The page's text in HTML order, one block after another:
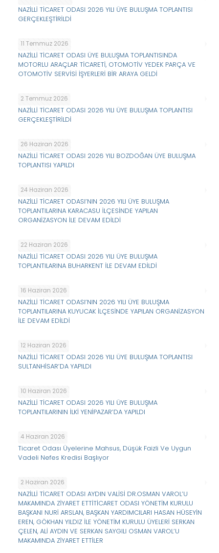
NAZİLLİ TİCARET ODASI 2026 YILI ÜYE BULUŞMA TOPLANTISI
GERÇEKLEŞTİRİLDİ
11 Temmuz 2026
NAZİLLİ TİCARET ODASI ÜYE BULUŞMA TOPLANTISINDA
MOTORLU ARAÇLAR TİCARETİ, OTOMOTİV YEDEK PARÇA VE
OTOMOTİV SERVİSİ İŞYERLERİ BİR ARAYA GELDİ
2 Temmuz 2026
NAZİLLİ TİCARET ODASI 2026 YILI ÜYE BULUŞMA TOPLANTISI
GERÇEKLEŞTİRİLDİ
26 Haziran 2026
NAZİLLİ TİCARET ODASI 2026 YILI BOZDOĞAN ÜYE BULUŞMA
TOPLANTISI YAPILDI
24 Haziran 2026
NAZİLLİ TİCARET ODASI’NIN 2026 YILI ÜYE BULUŞMA
TOPLANTILARINA KARACASU İLÇESİNDE YAPILAN
ORGANİZASYON İLE DEVAM EDİLDİ
22 Haziran 2026
NAZİLLİ TİCARET ODASI 2026 YILI ÜYE BULUŞMA
TOPLANTILARINA BUHARKENT İLE DEVAM EDİLDİ
16 Haziran 2026
NAZİLLİ TİCARET ODASI’NIN 2026 YILI ÜYE BULUŞMA
TOPLANTILARINA KUYUCAK İLÇESİNDE YAPILAN ORGANİZASYON
İLE DEVAM EDİLDİ
12 Haziran 2026
NAZİLLİ TİCARET ODASI 2026 YILI ÜYE BULUŞMA TOPLANTISI
SULTANHİSAR’DA YAPILDI
10 Haziran 2026
NAZİLLİ TİCARET ODASI 2026 YILI ÜYE BULUŞMA
TOPLANTILARININ İLKİ YENİPAZAR’DA YAPILDI
4 Haziran 2026
Ticaret Odası Üyelerine Mahsus, Düşük Faizli Ve Uygun
Vadeli Nefes Kredisi Başlıyor
2 Haziran 2026
NAZİLLİ TİCARET ODASI AYDIN VALİSİ DR.OSMAN VAROL’U
MAKAMINDA ZİYARET ETTİTİCARET ODASI YÖNETİM KURULU
BAŞKANI NURİ ARSLAN, BAŞKAN YARDIMCILARI HASAN HÜSEYİN
EREN, GÖKHAN YILDIZ İLE YÖNETİM KURULU ÜYELERİ SERKAN
ÇELEN, ALİ AYDIN VE SERKAN SAYGILI OSMAN VAROL’U
MAKAMINDA ZİYARET ETTİLER